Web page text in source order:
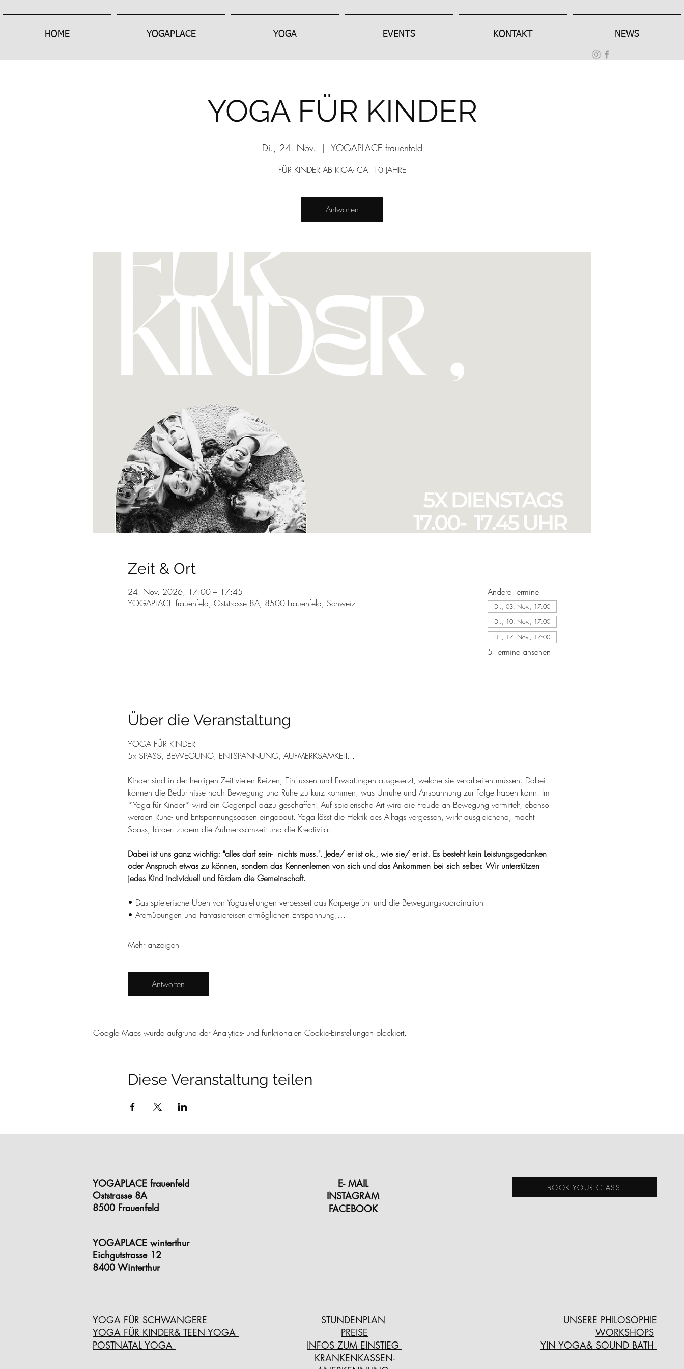
HOME YOGAPLACE YOGA EVENTS KONTAKT NEWS
YOGA FÜR KINDER
Di., 24. Nov.
  |
YOGAPLACE frauenfeld
FÜR KINDER AB KIGA- CA. 10 JAHRE
Antworten
Zeit & Ort
24. Nov. 2026, 17:00 – 17:45
YOGAPLACE frauenfeld, Oststrasse 8A, 8500 Frauenfeld, Schweiz
Andere Termine
Di., 03. Nov., 17:00
Di., 10. Nov., 17:00
Di., 17. Nov., 17:00
5 Termine ansehen
Über die Veranstaltung
YOGA FÜR KINDER
5x SPASS, BEWEGUNG, ENTSPANNUNG, AUFMERKSAMKEIT...
Kinder sind in der heutigen Zeit vielen Reizen, Einflüssen und Erwartungen ausgesetzt, welche sie verarbeiten müssen. Dabei
können die Bedürfnisse nach Bewegung und Ruhe zu kurz kommen, was Unruhe und Anspannung zur Folge haben kann. Im
*Yoga für Kinder* wird ein Gegenpol dazu geschaffen. Auf spielerische Art wird die Freude an Bewegung vermittelt, ebenso
werden Ruhe- und Entspannungsoasen eingebaut. Yoga lässt die Hektik des Alltags vergessen, wirkt ausgleichend, macht
Spass, fördert zudem die Aufmerksamkeit und die Kreativität.
Dabei ist uns ganz wichtig: "alles darf sein-  nichts muss.". Jede/ er ist ok., wie sie/ er ist. Es besteht kein Leistungsgedanken
oder Anspruch etwas zu können, sondern das Kennenlernen von sich und das Ankommen bei sich selber. Wir unterstützen
jedes Kind individuell und fördern die Gemeinschaft.
• Das spielerische Üben von Yogastellungen verbessert das Körpergefühl und die Bewegungskoordination
• Atemübungen und Fantasiereisen ermöglichen Entspannung,…
Mehr anzeigen
Antworten
Google Maps wurde aufgrund der Analytics- und funktionalen Cookie-Einstellungen blockiert.
Diese Veranstaltung teilen
YOGAPLACE frauenfeld
Oststrasse 8A
8500 Frauenfeld
YOGAPLACE winterthur
Eichgutstrasse 12
8400 Winterthur
YOGA FÜR SCHWANGERE
YOGA FÜR KINDER& TEEN YOGA
POSTNATAL YOGA
E- MAIL
INSTAGRAM
FACEBOOK
STUNDENPLAN
PREISE
INFOS ZUM EINSTIEG
KRANKENKASSEN-
BOOK YOUR CLASS
UNSERE PHILOSOPHIE
WORKSHOPS
YIN YOGA& SOUND BATH